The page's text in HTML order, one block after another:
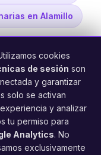
en Alamillo
y WhatsApp.
para tu negocio.
cookies
de sesión son
y garantizar
solo se activan
y analizar
tu permiso para
Analytics. No
exclusivamente